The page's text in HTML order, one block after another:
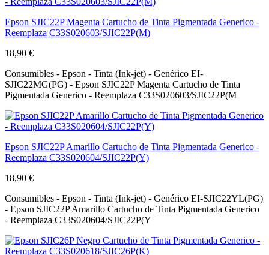
Epson SJIC22P Magenta Cartucho de Tinta Pigmentada Generico -
Reemplaza C33S020603/SJIC22P(M)
18,90 €
Consumibles - Epson - Tinta (Ink-jet) - Genérico EI-
SJIC22MG(PG) - Epson SJIC22P Magenta Cartucho de Tinta
Pigmentada Generico - Reemplaza C33S020603/SJIC22P(M
Epson SJIC22P Amarillo Cartucho de Tinta Pigmentada Generico -
Reemplaza C33S020604/SJIC22P(Y)
18,90 €
Consumibles - Epson - Tinta (Ink-jet) - Genérico EI-SJIC22YL(PG)
- Epson SJIC22P Amarillo Cartucho de Tinta Pigmentada Generico
- Reemplaza C33S020604/SJIC22P(Y